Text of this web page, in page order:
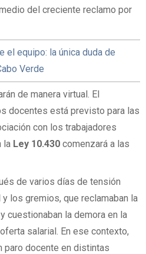
del creciente reclamo por
el equipo: la única duda de
Verde
de manera virtual. El
docentes está previsto para las
con los trabajadores
la Ley 10.430 comenzará a las
de varios días de tensión
los gremios, que reclamaban la
cuestionaban la demora en la
salarial. En ese contexto,
paro docente en distintas